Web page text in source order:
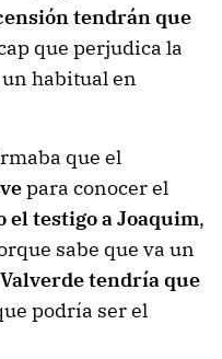
tendrán que
que perjudica la
habitual en
que el
para conocer el
el testigo a Joaquim,
sabe que va un
Valverde tendría que
podría ser el